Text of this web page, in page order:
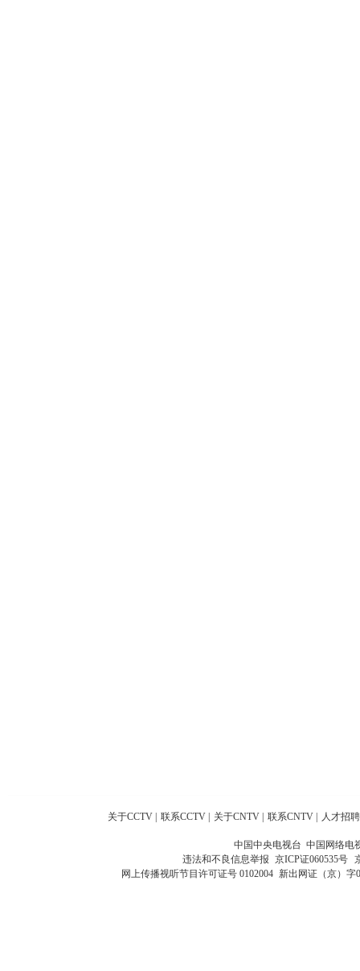
关于CCTV 联系CCTV 关于CNTV 联系CNTV 人才招聘
中国中央电视台 中国网络电
违法和不良信息举报 京ICP证060535号
网上传播视听节目许可证号 0102004 新出网证（京）